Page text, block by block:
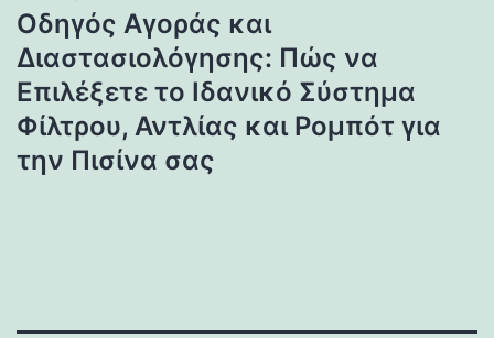
Οδηγός Αγοράς και
Διαστασιολόγησης: Πώς να
Επιλέξετε το Ιδανικό Σύστημα
Φίλτρου, Αντλίας και Ρομπότ για
την Πισίνα σας